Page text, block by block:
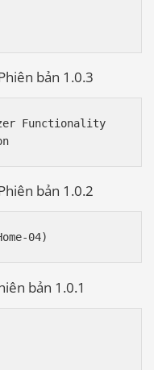
bản 1.0.3
Functionality
bản 1.0.2
bản 1.0.1